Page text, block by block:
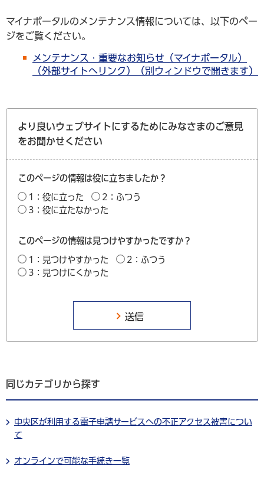
マイナポータルのメンテナンス情報については、以下のペー
ジをご覧ください。
メンテナンス・重要なお知らせ（マイナポータル）
（外部サイトへリンク）（別ウィンドウで開きます）
より良いウェブサイトにするためにみなさまのご意見
をお聞かせください
このページの情報は役に立ちましたか？
1：役に立った
2：ふつう
3：役に立たなかった
このページの情報は見つけやすかったですか？
1：見つけやすかった
2：ふつう
3：見つけにくかった
同じカテゴリから探す
中央区が利用する電子申請サービスへの不正アクセス被害につい
て
オンラインで可能な手続き一覧